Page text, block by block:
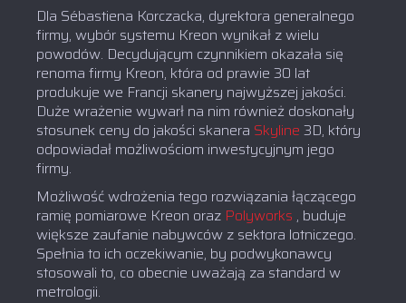
Dla Sébastiena Korczacka, dyrektora generalnego
firmy, wybór systemu Kreon wynikał z wielu
powodów. Decydującym czynnikiem okazała się
renoma firmy Kreon, która od prawie 30 lat
produkuje we Francji skanery najwyższej jakości.
Duże wrażenie wywarł na nim również doskonały
stosunek ceny do jakości skanera Skyline 3D, który
odpowiadał możliwościom inwestycyjnym jego
firmy.
Możliwość wdrożenia tego rozwiązania łączącego
ramię pomiarowe Kreon oraz Polyworks , buduje
większe zaufanie nabywców z sektora lotniczego.
Spełnia to ich oczekiwanie, by podwykonawcy
stosowali to, co obecnie uważają za standard w
metrologii.